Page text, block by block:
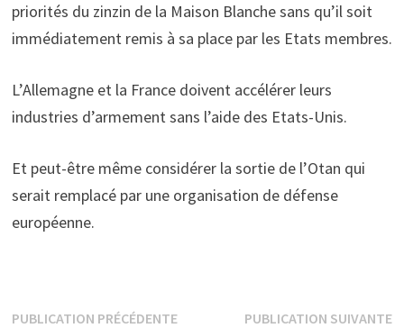
priorités du zinzin de la Maison Blanche sans qu’il soit
immédiatement remis à sa place par les Etats membres.
L’Allemagne et la France doivent accélérer leurs
industries d’armement sans l’aide des Etats-Unis.
Et peut-être même considérer la sortie de l’Otan qui
serait remplacé par une organisation de défense
européenne.
PUBLICATION PRÉCÉDENTEPublicationPUBLICATION SUIVANTE